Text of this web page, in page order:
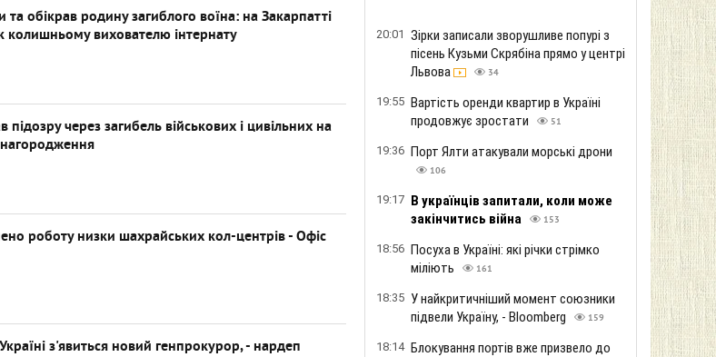
та обікрав родину загиблого воїна: на Закарпатті
колишньому вихователю інтернату
через загибель військових і цивільних на
роботу низки шахрайських кол-центрів - Офіс
з'явиться новий генпрокурор, - нардеп
20:01 Зірки записали зворушливе попурі з
пісень Кузьми Скрябіна прямо у центрі
Львова
34
19:55 Вартість оренди квартир в Україні
продовжує зростати
51
19:36 Порт Ялти атакували морські дрони
106
19:17 В українців запитали, коли може
закінчитись війна
153
18:56 Посуха в Україні: які річки стрімко
міліють
161
18:35 У найкритичніший момент союзники
підвели Україну, - Bloomberg
159
18:14 Блокування портів вже призвело до